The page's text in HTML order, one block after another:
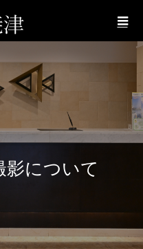
影について